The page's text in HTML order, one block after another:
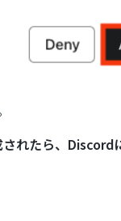
れたら、Discord